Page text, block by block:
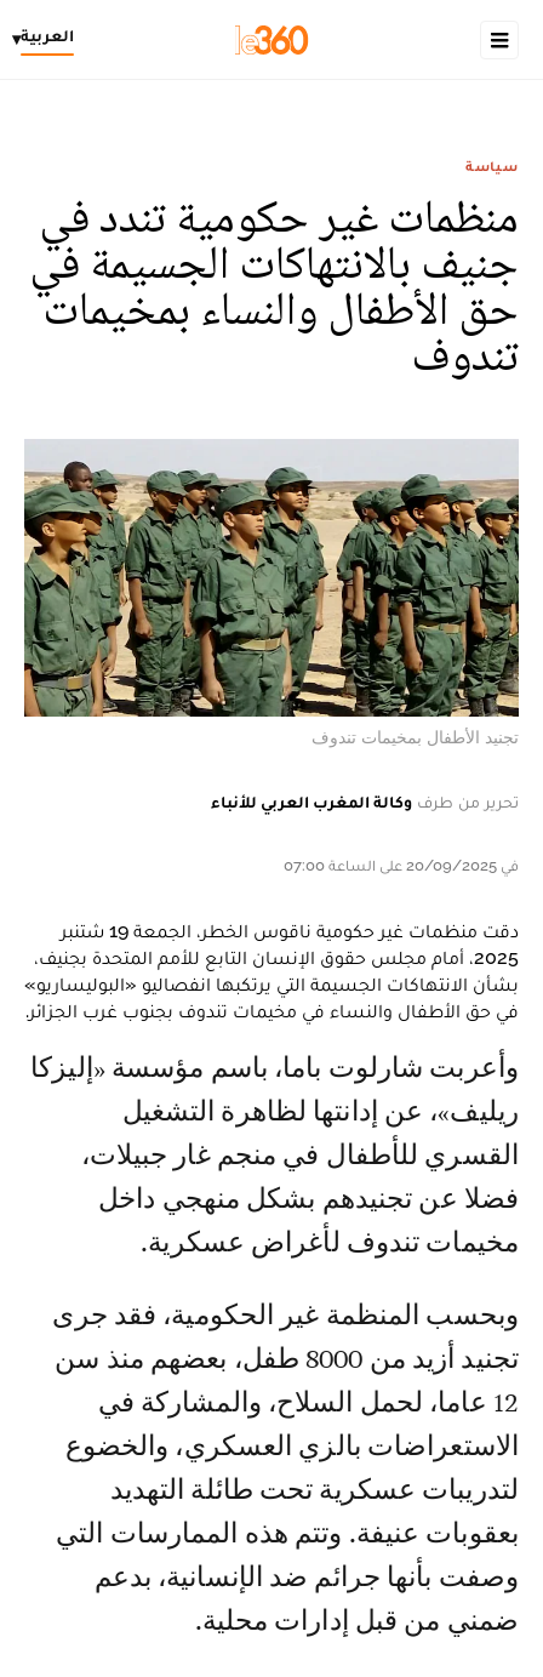
العربية▾
سياسة
منظمات غير حكومية تندد في
جنيف بالانتهاكات الجسيمة في
حق الأطفال والنساء بمخيمات
تندوف
تجنيد الأطفال بمخيمات تندوف
تحرير من طرف وكالة المغرب العربي للأنباء
في 20/09/2025 على الساعة 07:00
دقت منظمات غير حكومية ناقوس الخطر، الجمعة 19 شتنبر
2025، أمام مجلس حقوق الإنسان التابع للأمم المتحدة بجنيف،
بشأن الانتهاكات الجسيمة التي يرتكبها انفصاليو «البوليساريو»
في حق الأطفال والنساء في مخيمات تندوف بجنوب غرب الجزائر.
وأعربت شارلوت باما، باسم مؤسسة «إليزكا
ريليف»، عن إدانتها لظاهرة التشغيل
القسري للأطفال في منجم غار جبيلات،
فضلا عن تجنيدهم بشكل منهجي داخل
مخيمات تندوف لأغراض عسكرية.
وبحسب المنظمة غير الحكومية، فقد جرى
تجنيد أزيد من 8000 طفل، بعضهم منذ سن
12 عاما، لحمل السلاح، والمشاركة في
الاستعراضات بالزي العسكري، والخضوع
لتدريبات عسكرية تحت طائلة التهديد
بعقوبات عنيفة. وتتم هذه الممارسات التي
وصفت بأنها جرائم ضد الإنسانية، بدعم
ضمني من قبل إدارات محلية.